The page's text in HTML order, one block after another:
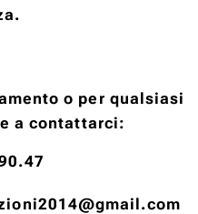
o per qualsiasi
a contattarci: